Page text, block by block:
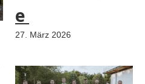
e
27. März 2026